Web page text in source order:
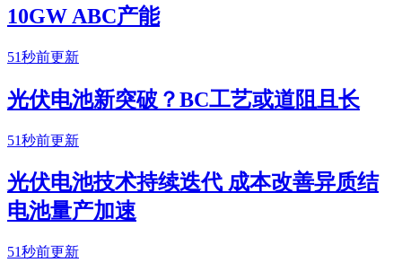
10GW ABC产能
51秒前更新
光伏电池新突破？BC工艺或道阻且长
51秒前更新
光伏电池技术持续迭代 成本改善异质结
电池量产加速
51秒前更新